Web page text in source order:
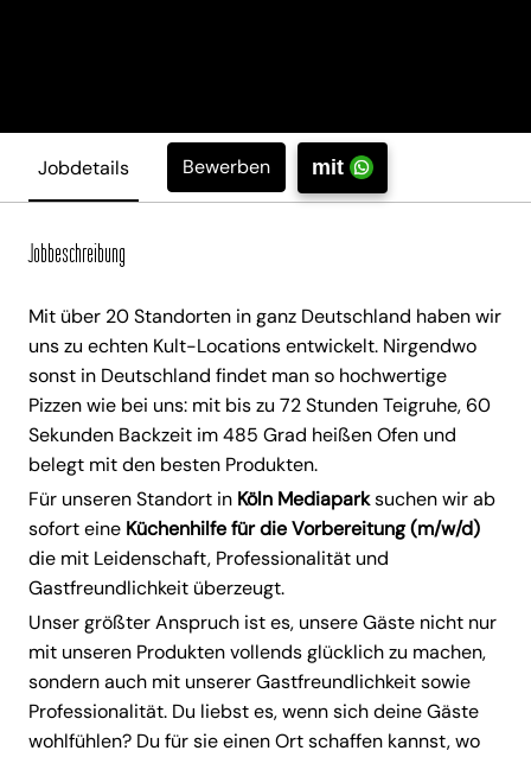
Jobdetails Bewerben mit
Jobbeschreibung
Mit über 20 Standorten in ganz Deutschland haben wir
uns zu echten Kult-Locations entwickelt. Nirgendwo
sonst in Deutschland findet man so hochwertige
Pizzen wie bei uns: mit bis zu 72 Stunden Teigruhe, 60
Sekunden Backzeit im 485 Grad heißen Ofen und
belegt mit den besten Produkten.
Für unseren Standort in Köln Mediaparksuchen wir ab
sofort eine Küchenhilfe für die Vorbereitung (m/w/d)
die mit Leidenschaft, Professionalität und
Gastfreundlichkeit überzeugt.
Unser größter Anspruch ist es, unsere Gäste nicht nur
mit unseren Produkten vollends glücklich zu machen,
sondern auch mit unserer Gastfreundlichkeit sowie
Professionalität. Du liebst es, wenn sich deine Gäste
wohlfühlen? Du für sie einen Ort schaffen kannst, wo